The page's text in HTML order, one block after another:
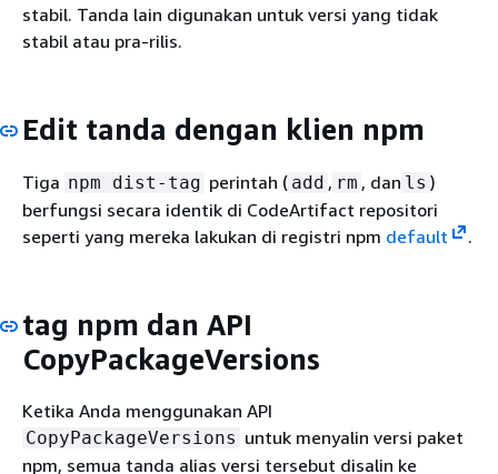
stabil. Tanda lain digunakan untuk versi yang tidak
stabil atau pra-rilis.
Edit tanda dengan klien npm
Tiga npm dist-tag perintah ( add , rm , dan ls )
berfungsi secara identik di CodeArtifact repositori
seperti yang mereka lakukan di registri npm default .
tag npm dan API
CopyPackageVersions
Ketika Anda menggunakan API
CopyPackageVersions untuk menyalin versi paket
npm, semua tanda alias versi tersebut disalin ke